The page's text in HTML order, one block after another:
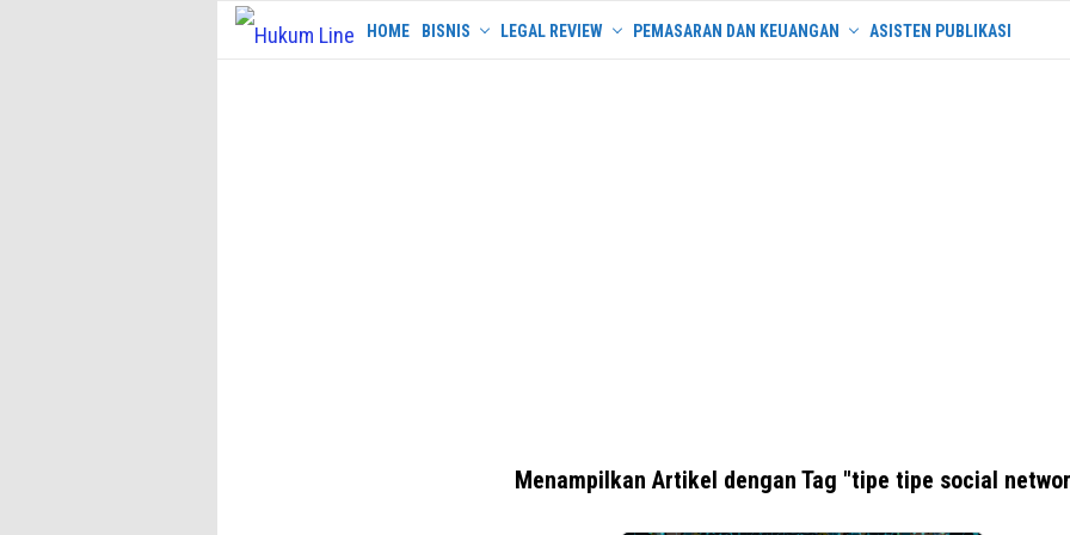
Skip
HOME BISNIS LEGAL REVIEW PEMASARAN DAN KEUANGAN ASISTEN PUBLIKASI
Menampilkan Artikel dengan Tag "tipe tipe social